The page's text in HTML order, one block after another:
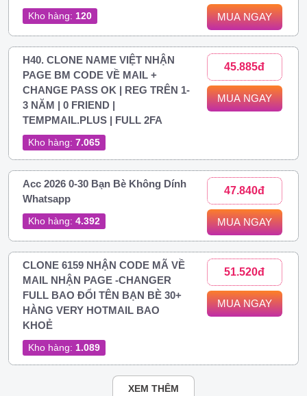
Kho hàng: 120 MUA NGAY
H40. CLONE NAME VIỆT NHẬN
PAGE BM CODE VỀ MAIL +
CHANGE PASS OK | REG TRÊN 1-
3 NĂM | 0 FRIEND |
TEMPMAIL.PLUS | FULL 2FA
Kho hàng: 7.065
45.885đ
MUA NGAY
Acc 2026 0-30 Bạn Bè Không Dính
Whatsapp
Kho hàng: 4.392
47.840đ
MUA NGAY
CLONE 6159 NHẬN CODE MÃ VỀ
MAIL NHẬN PAGE -CHANGER
FULL BAO ĐỔI TÊN BẠN BÈ 30+
HÀNG VERY HOTMAIL BAO
KHOẺ
Kho hàng: 1.089
51.520đ
MUA NGAY
XEM THÊM